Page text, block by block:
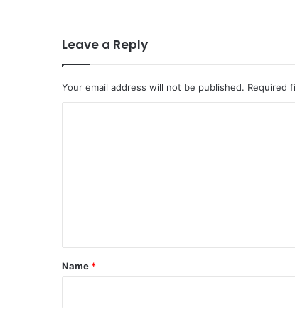
Leave a Reply
Your email address will not be published. Required
*
Name *